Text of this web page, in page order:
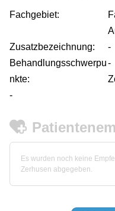
Fachgebiet:
Zusatzbezeichnung:
-
Behandlungsschwerpu
nkte:
-
-
Es wurden noch keine
Zerhusen abgegeben.